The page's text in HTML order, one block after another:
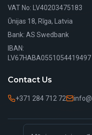
VAT No: LV40203475183
Ūnijas 18, Rīga, Latvia
Bank: AS Swedbank
IBAN:
LV67HABA0551054419497
Contact Us
+371 284 712 72